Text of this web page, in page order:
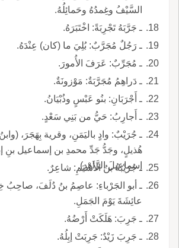
السَّيْفُ وغِمدُهُ وحَمائِلُهُ.
ـ جَرَّبَهُ تَجْرِبَةً: اخْتَبَرَهُ.
ـ رَجُلٌ مُجَرَّبٌ: بُلِيَ ما (كان) عِنْدَهُ.
ـ مُجَرِّبٌ: عَرَفَ الأُمورَ.
ـ دَراهِمُ مُجَرَّبَةٌ: مَوْزونَةٌ.
ـ أَجْرَبَانِ: بنُو عَبْسٍ وذُبْيَانُ.
ـ أَجارِبُ: حَيُّ من بَنِي سَعْدٍ.
ـ جُرَيْبٌ: وادٍ باليَمَنِ، وقرية بِهَجَرَ،
هُذيلٍ، وجَدُّ جَدِّ محمدِ بن إسماعيل بنِ
إسماعيلَ الزَّاهِدِ).ـ جُرَيْبَةُ بنُ الأَشْيَمِ: شاعِرٌ.
ـ أبو الجَرْباءِ: عاصِمُ بنُ دُلَفَ،
عائِشَةَ يَوْمَ الجَمَلِ.
ـ جَرِبَ: هَلَكَتْ أَرْضُهُ.
ـ جَرِبَ زَيْدٌ: جَرِبَتْ إبِلُهُ.